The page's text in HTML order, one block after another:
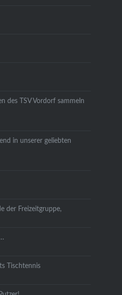
des TSV Vordorf sammeln
in unserer geliebten
der Freizeitgruppe,
Tischtennis